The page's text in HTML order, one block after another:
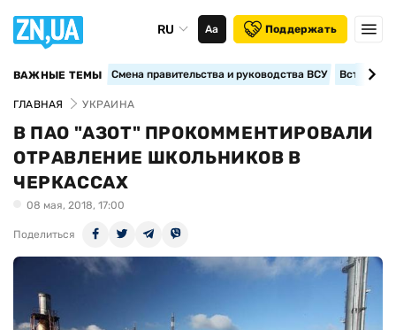
RU Аа Поддержать
ВАЖНЫЕ ТЕМЫ Смена правительства и руководства ВСУ
ГЛАВНАЯ УКРАИНА
В ПАО "АЗОТ" ПРОКОММЕНТИРОВАЛИ
ОТРАВЛЕНИЕ ШКОЛЬНИКОВ В
ЧЕРКАССАХ
08 мая, 2018, 17:00
Поделиться